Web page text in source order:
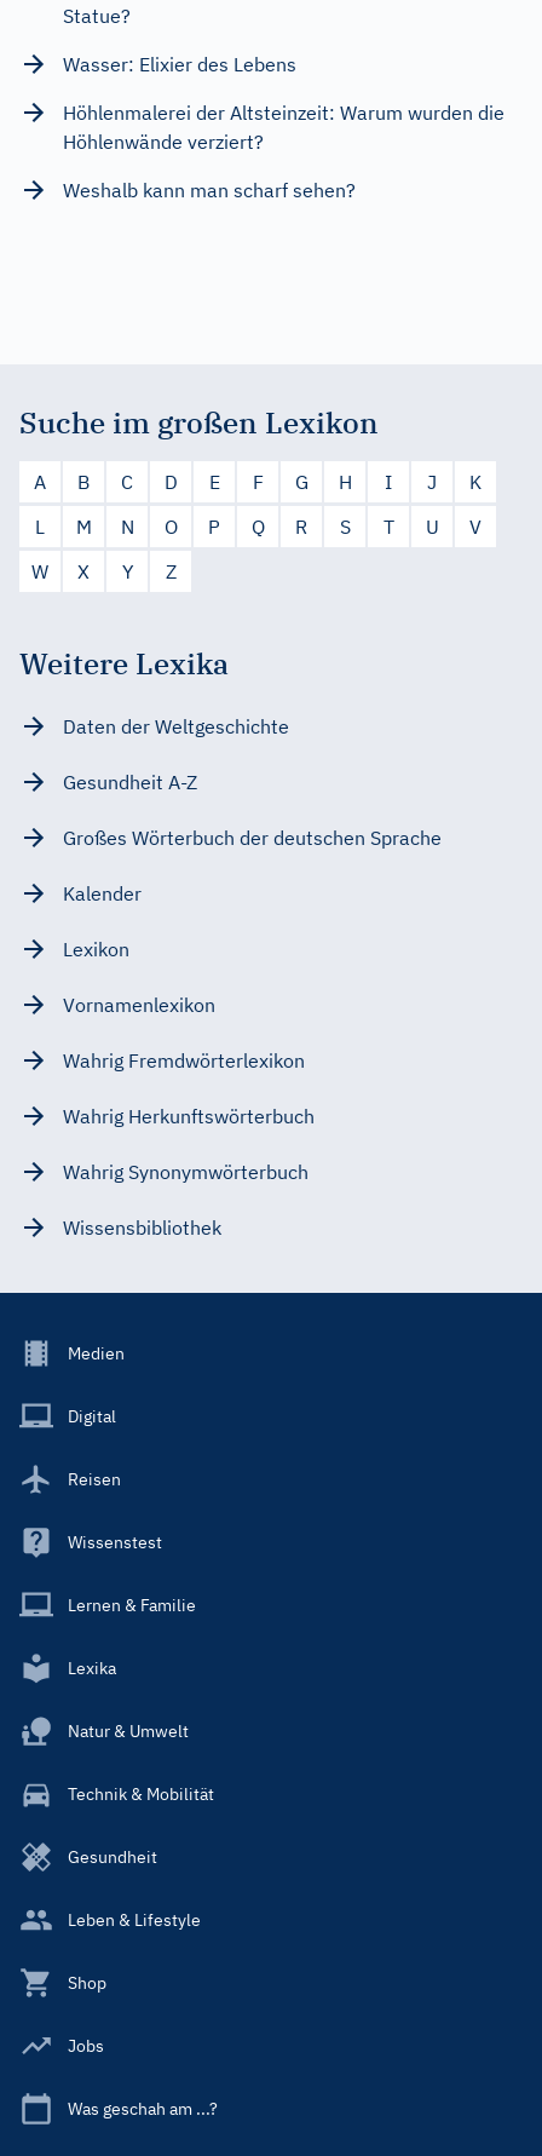
Statue?
Wasser: Elixier des Lebens
Höhlenmalerei der Altsteinzeit: Warum wurden die
Höhlenwände verziert?
Weshalb kann man scharf sehen?
Suche im großen Lexikon
A B C D E F G H I J
K
L
M N O P Q R S T U
V
W
X Y Z
Weitere Lexika
Daten der Weltgeschichte
Gesundheit A-Z
Großes Wörterbuch der deutschen Sprache
Kalender
Lexikon
Vornamenlexikon
Wahrig Fremdwörterlexikon
Wahrig Herkunftswörterbuch
Wahrig Synonymwörterbuch
Wissensbibliothek
Footer
Main
Medien
Digital
Reisen
Wissenstest
Lernen & Familie
Lexika
Natur & Umwelt
Technik & Mobilität
Gesundheit
Leben & Lifestyle
Shop
Jobs
Was geschah am ...?